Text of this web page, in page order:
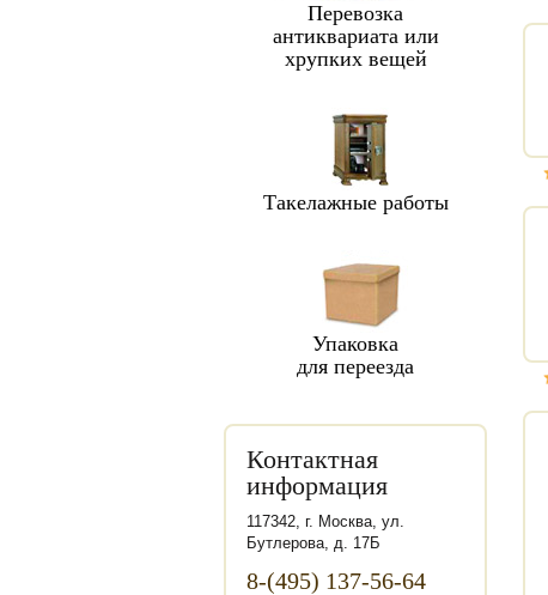
Перевозка
антиквариата или
хрупких вещей
Такелажные работы
Упаковка
для переезда
Контактная
информация
117342, г. Москва, ул.
Бутлерова, д. 17Б
8-(495) 137-56-64